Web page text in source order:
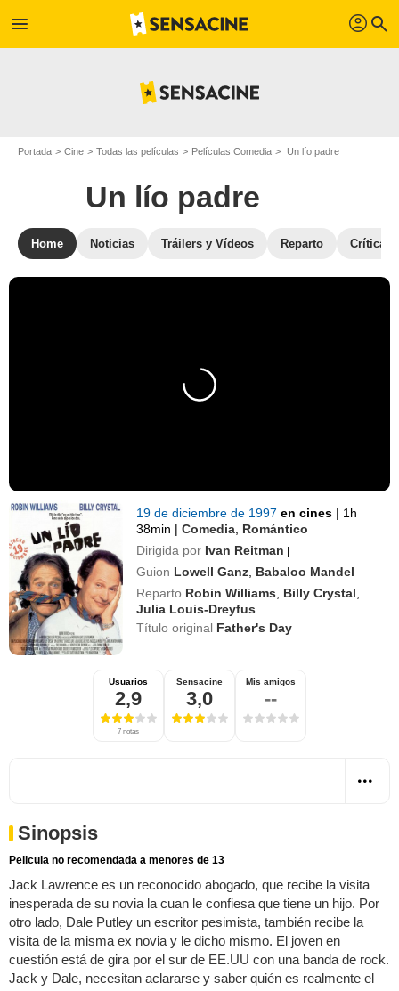
menu profil search
Portada Cine Todas las películas Películas Comedia Un lío padre
Un lío padre
Home Noticias Tráilers y Vídeos Reparto Crítica
19 de diciembre de 1997en cines | 1h
38min | Comedia Romántico
Dirigida por Ivan Reitman |
Guion Lowell Ganz Babaloo Mandel
Reparto Robin Williams Billy Crystal
Julia Louis-Dreyfus
Título original Father's Day
Usuarios
2,9
7 notas
Sensacine
3,0
Mis amigos
--
Sinopsis
Pelicula no recomendada a menores de 13
Jack Lawrence es un reconocido abogado, que recibe la visita
inesperada de su novia la cuan le confiesa que tiene un hijo. Por
otro lado, Dale Putley un escritor pesimista, también recibe la
visita de la misma ex novia y le dicho mismo. El joven en
cuestión está de gira por el sur de EE.UU con una banda de rock.
Jack y Dale, necesitan aclararse y saber quién es realmente el